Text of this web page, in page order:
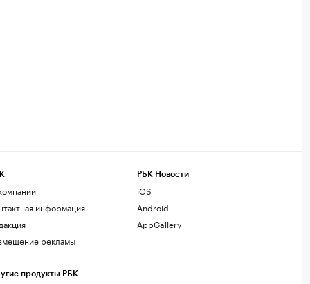
информация
рекламы
продукты РБК
РБК Новости
iOS
Android
AppGallery